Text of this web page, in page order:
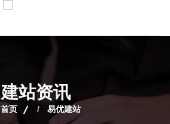
建站资讯
首页 易优建站